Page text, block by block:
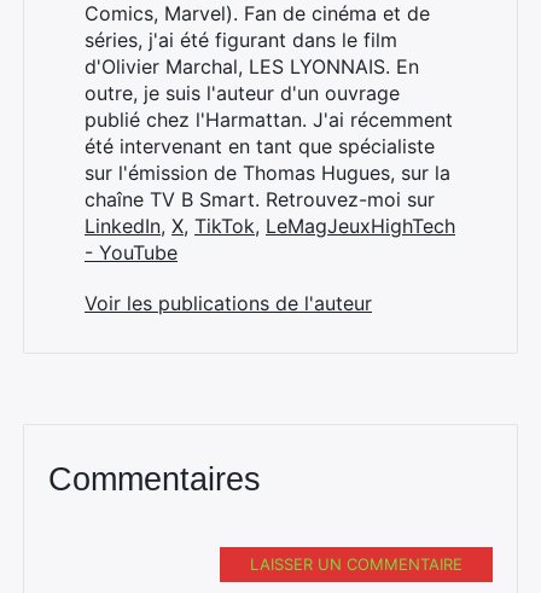
Comics, Marvel). Fan de cinéma et de
séries, j'ai été figurant dans le film
d'Olivier Marchal, LES LYONNAIS. En
outre, je suis l'auteur d'un ouvrage
publié chez l'Harmattan. J'ai récemment
été intervenant en tant que spécialiste
sur l'émission de Thomas Hugues, sur la
chaîne TV B Smart. Retrouvez-moi sur
LinkedIn, X, TikTok, LeMagJeuxHighTech
- YouTube
Voir les publications de l'auteur
Commentaires
LAISSER UN COMMENTAIRE